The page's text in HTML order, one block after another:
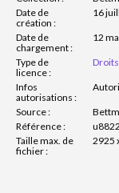
Date de
création :
16
Date de
chargement :
12
Type de
licence :
Infos
autorisations :
Source :
Référence :
Taille max. de
fichier :
2925